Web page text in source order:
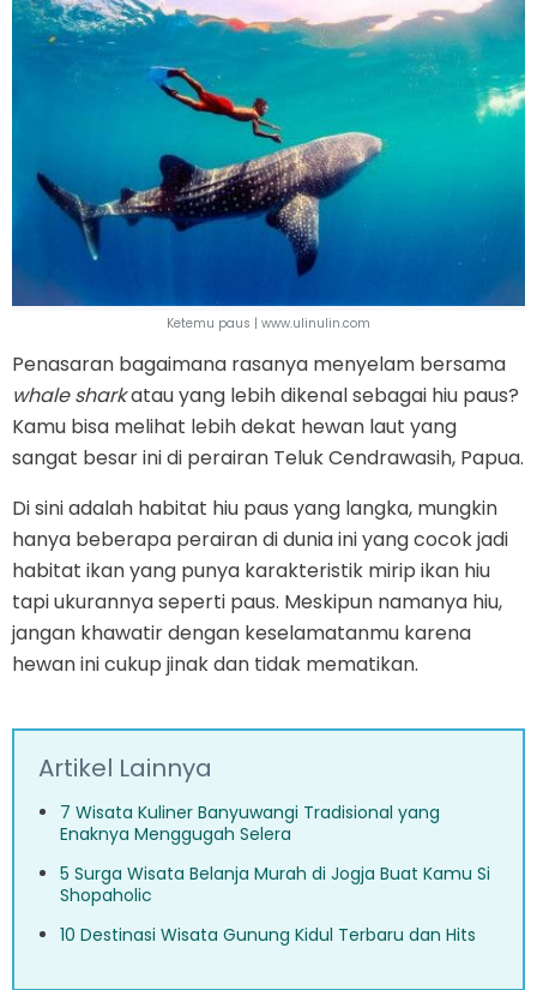
Ketemu paus | www.ulinulin.com
Penasaran bagaimana rasanya menyelam bersama
whale sharkatau yang lebih dikenal sebagai hiu paus?
Kamu bisa melihat lebih dekat hewan laut yang
sangat besar ini di perairan Teluk Cendrawasih, Papua.
Di sini adalah habitat hiu paus yang langka, mungkin
hanya beberapa perairan di dunia ini yang cocok jadi
habitat ikan yang punya karakteristik mirip ikan hiu
tapi ukurannya seperti paus. Meskipun namanya hiu,
jangan khawatir dengan keselamatanmu karena
hewan ini cukup jinak dan tidak mematikan.
Artikel Lainnya
7 Wisata Kuliner Banyuwangi Tradisional yang
Enaknya Menggugah Selera
5 Surga Wisata Belanja Murah di Jogja Buat Kamu Si
Shopaholic
10 Destinasi Wisata Gunung Kidul Terbaru dan Hits